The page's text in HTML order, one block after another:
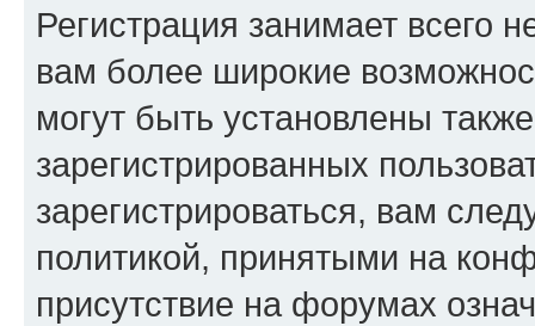
Регистрация занимает всего
вам более широкие
могут быть установлены
зарегистрированных
зарегистрироваться, вам
политикой, принятыми на
присутствие на форумах